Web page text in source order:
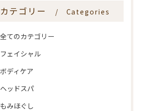
カテゴリー Categories
全てのカテゴリー
フェイシャル
ボディケア
ヘッドスパ
もみほぐし